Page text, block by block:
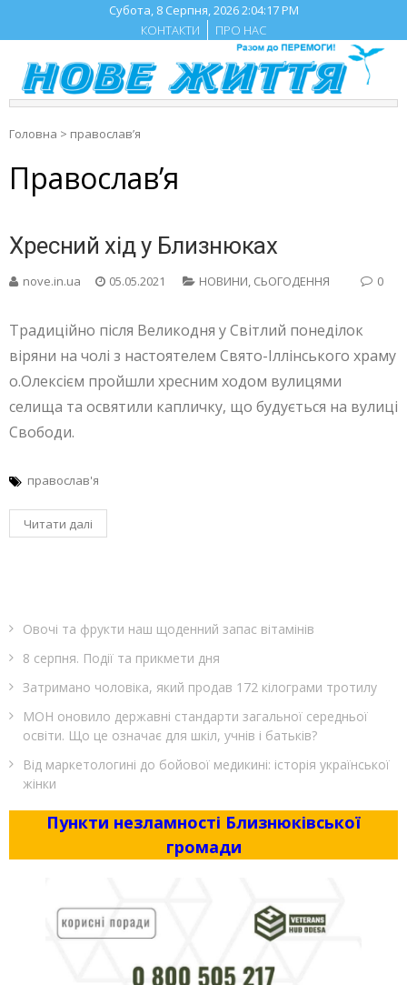
content
Субота, 8 Серпня, 20262:04:18 PM
КОНТАКТИ
ПРО НАС
Головна > православ’я
Православ’я
Хресний хід у Близнюках
nove.in.ua 05.05.2021 НОВИНИ СЬОГОДЕННЯ 0
Традиційно після Великодня у Світлий понеділок
віряни на чолі з настоятелем Свято-Іллінського храму
о.Олексієм пройшли хресним ходом вулицями
селища та освятили капличку, що будується на вулиці
Свободи.
православ'я
Читати далі
Овочі та фрукти наш щоденний запас вітамінів
8 серпня. Події та прикмети дня
Затримано чоловіка, який продав 172 кілограми тротилу
МОН оновило державні стандарти загальної середньої
освіти. Що це означає для шкіл, учнів і батьків?
Від маркетологині до бойової медикині: історія української
жінки
Пункти незламності Близнюківської
громади